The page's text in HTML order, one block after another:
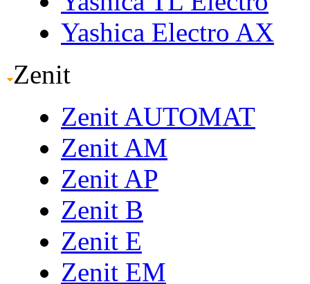
Yashica Electro AX
Zenit
Zenit AUTOMAT
Zenit AM
Zenit AP
Zenit B
Zenit E
Zenit EM